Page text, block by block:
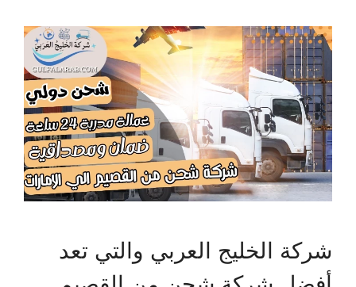
شركة الخليج العربي والتي تعد